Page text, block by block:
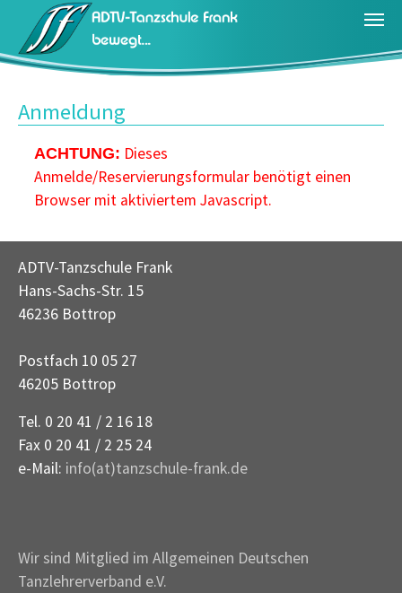
Zum Hauptinhalt springen
Anmeldung
ACHTUNG: Dieses
Anmelde/Reservierungsformular benötigt einen
Browser mit aktiviertem Javascript.
ADTV-Tanzschule Frank
Hans-Sachs-Str. 15
46236 Bottrop
Postfach 10 05 27
46205 Bottrop
Tel. 0 20 41 / 2 16 18
Fax 0 20 41 / 2 25 24
e-Mail: info(at)tanzschule-frank.de
Wir sind Mitglied im Allgemeinen Deutschen
Tanzlehrerverband e.V.